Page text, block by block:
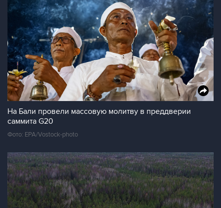
На Бали провели массовую молитву в преддверии
саммита G20
Фото: EPA/Vostock-photo